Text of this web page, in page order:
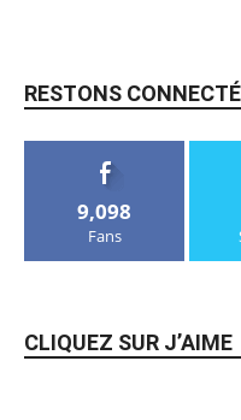
RESTONS
9,098
Fans
CLIQUEZ SUR J’AIME